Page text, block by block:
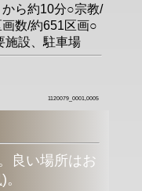
ら約10分○宗教/
数/約651区画○
施設、駐車場
1120079_0001,0005
良い場所はお
)。